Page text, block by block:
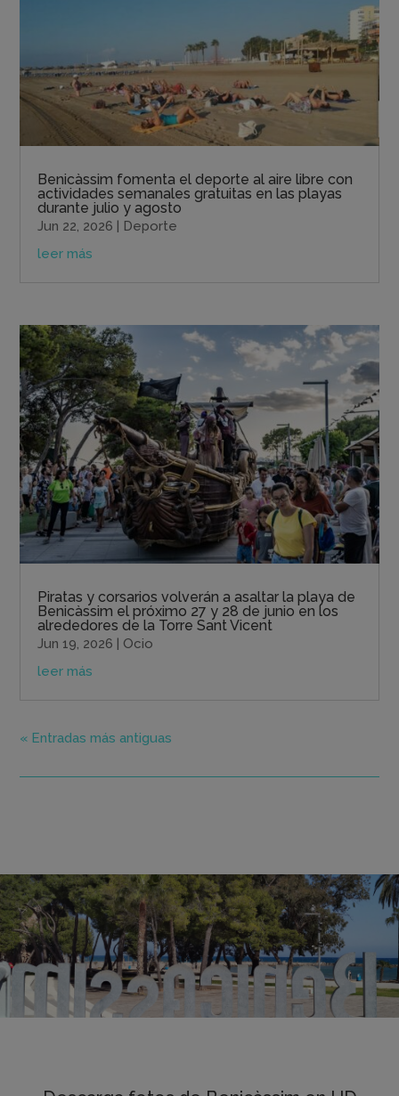
Benicàssim fomenta el deporte al aire libre con
actividades semanales gratuitas en las playas
durante julio y agosto
Jun 22, 2026 | Deporte
leer más
Piratas y corsarios volverán a asaltar la playa de
Benicàssim el próximo 27 y 28 de junio en los
alrededores de la Torre Sant Vicent
Jun 19, 2026
Ocio
leer más
« Entradas más antiguas